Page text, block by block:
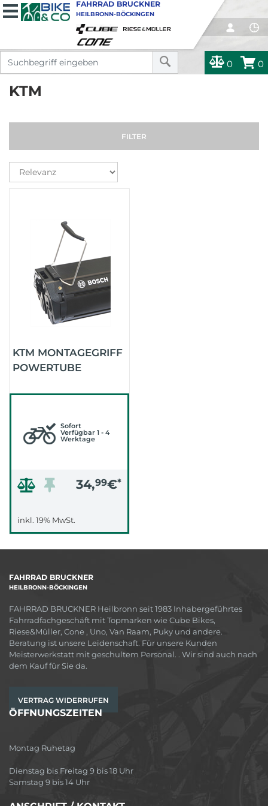
0 0
FAHRRAD BRUCKNER
HEILBRONN-BÖCKINGEN
KTM
FILTER
KTM MONTAGEGRIFF
POWERTUBE
Sofort
Verfügbar 1 - 4
Werktage
34,99€*
inkl. 19% MwSt.
FAHRRAD BRUCKNER
HEILBRONN-BÖCKINGEN
FAHRRAD BRUCKNER Heilbronn seit 1983 Inhabergeführtes
Fahrradfachgeschäft mit Topmarken wie Cube Bikes,
Riese&Müller, Cone , Uno, Van Raam, Puky und andere.
Beratung ist unsere Leidenschaft. Für unsere Kunden
Meisterwerkstatt mit geschultem Personal. . Wir sind auch nach
dem Kauf für Sie da.
VERTRAG WIDERRUFEN
ÖFFNUNGSZEITEN
Montag Ruhetag
Dienstag bis Freitag 9 bis 18 Uhr
Samstag 9 bis 14 Uhr